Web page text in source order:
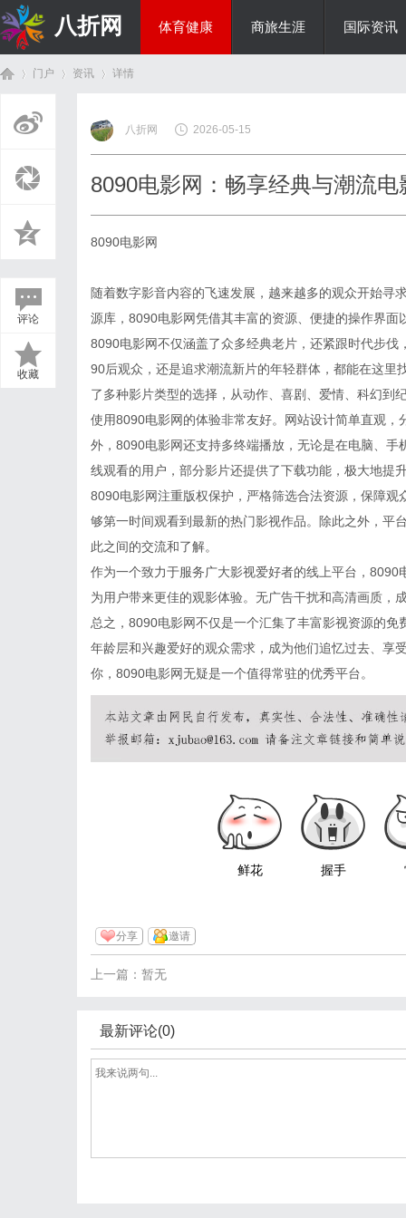
八折网 体育健康 商旅生涯 国际资讯
门户 资讯
›
详情
评论
收藏
八折网 2026-05-15
8090电影网：畅享经典与潮流
8090电影网
随着数字影音内容的飞速发展，越来越多的观众开始寻
源库，8090电影网凭借其丰富的资源、便捷的操作界
8090电影网不仅涵盖了众多经典老片，还紧跟时代步
90后观众，还是追求潮流新片的年轻群体，都能在这
了多种影片类型的选择，从动作、喜剧、爱情、科幻到
使用8090电影网的体验非常友好。网站设计简单直观
外，8090电影网还支持多终端播放，无论是在电脑、
线观看的用户，部分影片还提供了下载功能，极大地提
8090电影网注重版权保护，严格筛选合法资源，保障
够第一时间观看到最新的热门影视作品。除此之外，平
此之间的交流和了解。
作为一个致力于服务广大影视爱好者的线上平台，
为用户带来更佳的观影体验。无广告干扰和高清画质，
总之，8090电影网不仅是一个汇集了丰富影视资源的
年龄层和兴趣爱好的观众需求，成为他们追忆过去、享
你，8090电影网无疑是一个值得常驻的优秀平台。
鲜花 握手
分享 邀请
上一篇：暂无
最新评论(0)